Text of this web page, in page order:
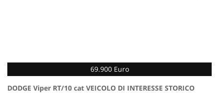
69.900 Euro
DODGE Viper RT/10 cat VEICOLO DI INTERESSE STORICO